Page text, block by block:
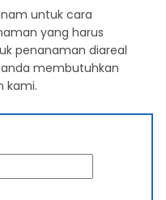
untuk cara
yang harus
penanaman diareal
membutuhkan
kami.